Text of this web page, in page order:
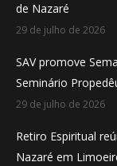
de Nazaré
29 de julho de 2026
SAV promove
Seminário
29 de julho de 2026
Retiro Espiritual
Nazaré em